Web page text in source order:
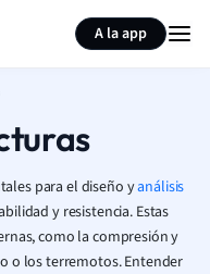
A la app
para el diseño yanálisis
y resistencia. Estas
como la compresión y
o los terremotos. Entender
Resumir página